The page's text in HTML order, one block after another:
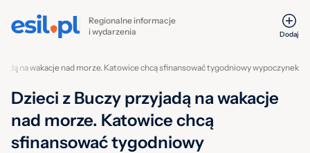
Regionalne informacje
i wydarzenia
Dodaj
na wakacje nad morze. Katowice chcą sfinansować tygodniowy wypoczynek
Dzieci z Buczy przyjadą na wakacje
nad morze. Katowice chcą
sfinansować tygodniowy